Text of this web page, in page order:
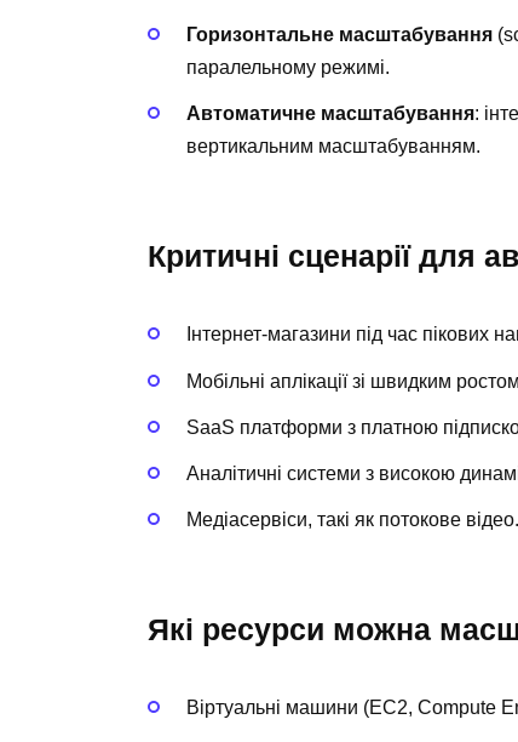
Горизонтальне масштабування
паралельному режимі.
Автоматичне масштабування:
вертикальним масштабуванням.
Критичні сценарії для
Інтернет-магазини під час пікових
Мобільні аплікації зі швидким
SaaS платформи з платною
Аналітичні системи з високою
Медіасервіси, такі як потокове відео.
Які ресурси можна
Віртуальні машини (EC2, Compute